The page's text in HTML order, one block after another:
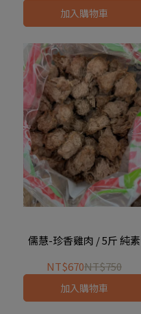
加入購物車
儒慧-珍香雞肉 / 5斤 純素
NT$670NT$750
加入購物車